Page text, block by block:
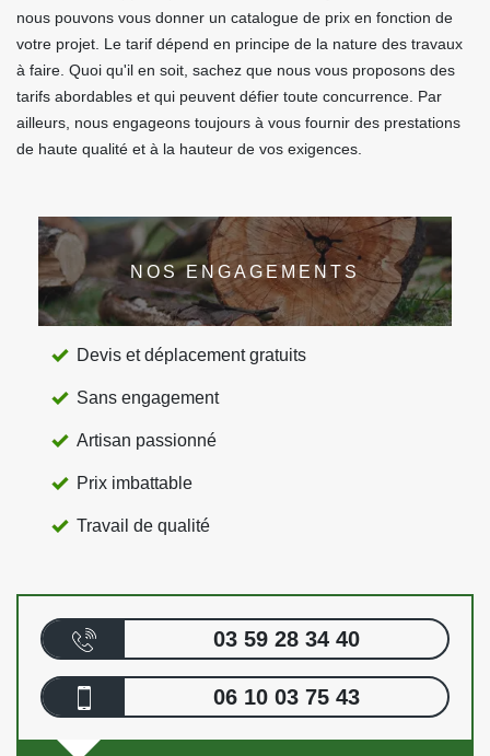
nous pouvons vous donner un catalogue de prix en fonction de
votre projet. Le tarif dépend en principe de la nature des travaux
à faire. Quoi qu'il en soit, sachez que nous vous proposons des
tarifs abordables et qui peuvent défier toute concurrence. Par
ailleurs, nous engageons toujours à vous fournir des prestations
de haute qualité et à la hauteur de vos exigences.
NOS ENGAGEMENTS
Devis et déplacement gratuits
Sans engagement
Artisan passionné
Prix imbattable
Travail de qualité
03 59 28 34 40
06 10 03 75 43